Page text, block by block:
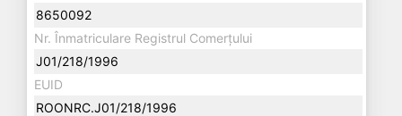
8650092
Nr. Înmatriculare Registrul Comerțului
J01/218/1996
EUID
ROONRC.J01/218/1996